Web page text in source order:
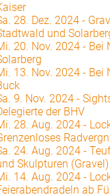
28. Dez. 2024 -
und
20. Nov. 2024 - Bei
13. Nov. 2024 - Bei
9. Nov. 2024 -
der BHV
28. Aug. 2024 -
24. Aug. 2024 -
Skulpturen (Gravel)
14. Aug. 2024 -
ab